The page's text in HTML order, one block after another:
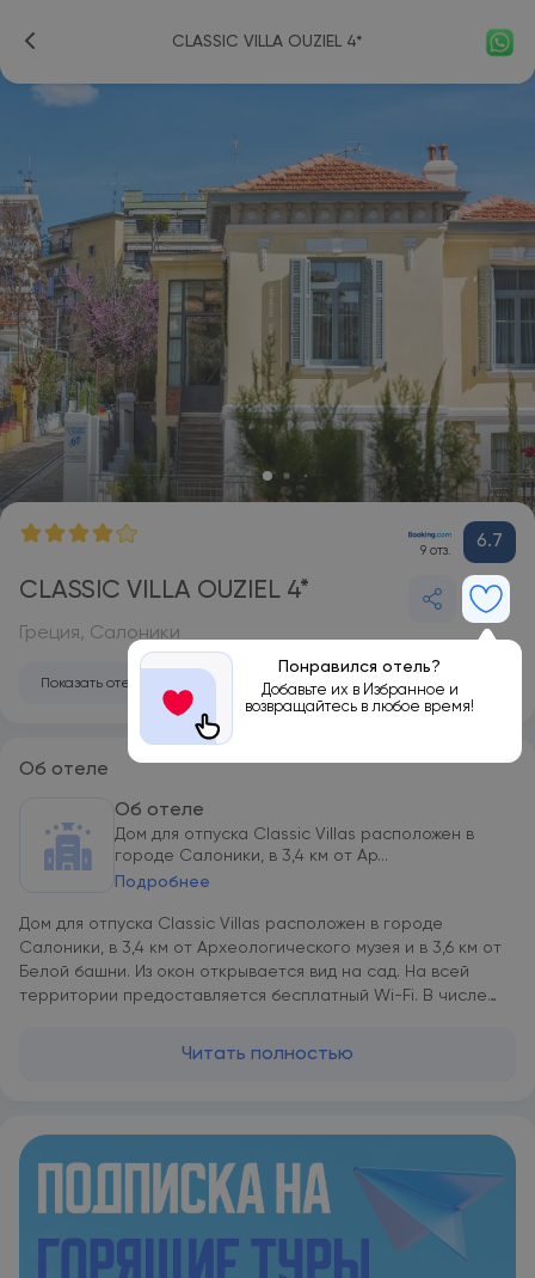
CLASSIC VILLA OUZIEL 4*
9 отз. 6.7
CLASSIC VILLA OUZIEL 4*
Понравился отель?
Добавьте их в Избранное и
возвращайтесь в любое время!
Греция, Салоники
Показать отель на карте
Об отеле
Об отеле
Дом для отпуска Classic Villas расположен в
городе Салоники, в 3,4 км от Ар...
Подробнее
Дом для отпуска Classic Villas расположен в городе
Салоники, в 3,4 км от Археологического музея и в 3,6 км от
Белой башни. Из окон открывается вид на сад. На всей
территории предоставляется бесплатный Wi-Fi. В числе
оборудованная кухня с духовкой, холодильником и плитой. В
выставочный центр Салоников — в 3,9 км. Расстояние до
аэропорта города Салоники составляет 8 км.
Читать полностью